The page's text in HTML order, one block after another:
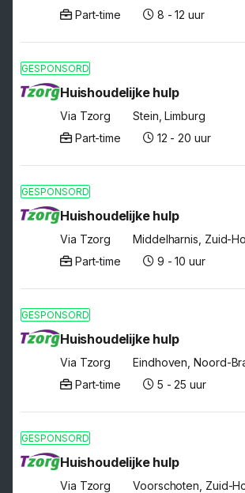
Part-time
8 - 12 uur
GESPONSORD
Huishoudelijke hulp
Via Tzorg
Stein, Limburg
Part-time
12 - 20 uur
GESPONSORD
Huishoudelijke hulp
Via Tzorg
Middelharnis, Zuid-
Part-time
9 - 10 uur
GESPONSORD
Huishoudelijke hulp
Via Tzorg
Eindhoven, Noord-
Part-time
5 - 25 uur
GESPONSORD
Huishoudelijke hulp
Via Tzorg Voorschoten, Zuid-